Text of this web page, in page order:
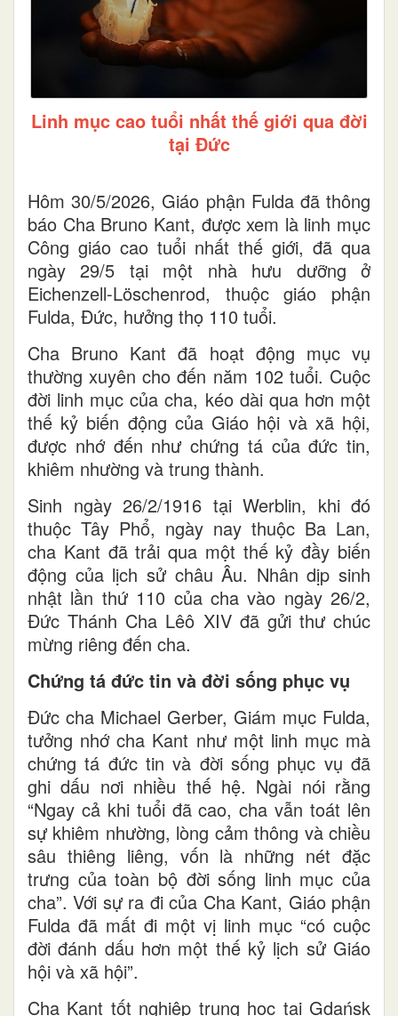
Linh mục cao tuổi nhất thế giới qua đời
tại Đức
Hôm 30/5/2026, Giáo phận Fulda đã thông
báo Cha Bruno Kant, được xem là linh mục
Công giáo cao tuổi nhất thế giới, đã qua
ngày 29/5 tại một nhà hưu dưỡng ở
Eichenzell-Löschenrod, thuộc giáo phận
Fulda, Đức, hưởng thọ 110 tuổi.
Cha Bruno Kant đã hoạt động mục vụ
thường xuyên cho đến năm 102 tuổi. Cuộc
đời linh mục của cha, kéo dài qua hơn một
thế kỷ biến động của Giáo hội và xã hội,
được nhớ đến như chứng tá của đức tin,
khiêm nhường và trung thành.
Sinh ngày 26/2/1916 tại Werblin, khi đó
thuộc Tây Phổ, ngày nay thuộc Ba Lan,
cha Kant đã trải qua một thế kỷ đầy biến
động của lịch sử châu Âu. Nhân dịp sinh
nhật lần thứ 110 của cha vào ngày 26/2,
Đức Thánh Cha Lêô XIV đã gửi thư chúc
mừng riêng đến cha.
Chứng tá đức tin và đời sống phục vụ
Đức cha Michael Gerber, Giám mục Fulda,
tưởng nhớ cha Kant như một linh mục mà
chứng tá đức tin và đời sống phục vụ đã
ghi dấu nơi nhiều thế hệ. Ngài nói rằng
“Ngay cả khi tuổi đã cao, cha vẫn toát lên
sự khiêm nhường, lòng cảm thông và chiều
sâu thiêng liêng, vốn là những nét đặc
trưng của toàn bộ đời sống linh mục của
cha”. Với sự ra đi của Cha Kant, Giáo phận
Fulda đã mất đi một vị linh mục “có cuộc
đời đánh dấu hơn một thế kỷ lịch sử Giáo
hội và xã hội”.
Cha Kant tốt nghiệp trung học tại Gdańsk